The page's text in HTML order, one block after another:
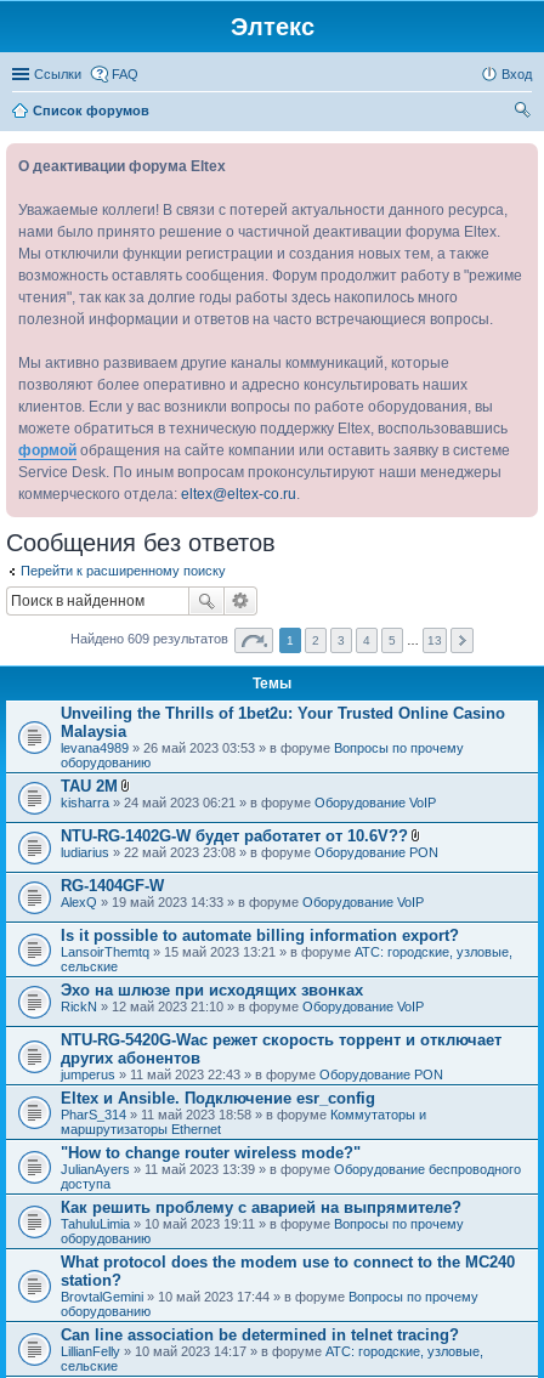
Элтекс
Ссылки FAQ Вход
Список форумов
О деактивации форума Eltex
Уважаемые коллеги! В связи с потерей актуальности данного ресурса,
нами было принято решение о частичной деактивации форума Eltex.
Мы отключили функции регистрации и создания новых тем, а также
возможность оставлять сообщения. Форум продолжит работу в "режиме
чтения", так как за долгие годы работы здесь накопилось много
полезной информации и ответов на часто встречающиеся вопросы.
Мы активно развиваем другие каналы коммуникаций, которые
позволяют более оперативно и адресно консультировать наших
клиентов. Если у вас возникли вопросы по работе оборудования, вы
можете обратиться в техническую поддержку Eltex, воспользовавшись
формой обращения на сайте компании или оставить заявку в системе
Service Desk. По иным вопросам проконсультируют наши менеджеры
коммерческого отдела: eltex@eltex-co.ru.
Сообщения без ответов
Перейти к расширенному поиску
Найдено 609 результатов 1 2 3 4 5 13
Темы
Unveiling the Thrills of 1bet2u: Your Trusted Online Casino
Malaysia
levana4989 » 26 май 2023 03:53 » в форуме Вопросы по прочему
оборудованию
TAU 2M
В
о
ж
е
н
и
я
kisharra » 24 май 2023 06:21 » в форуме Оборудование VoIP
NTU-RG-1402G-W будет работатет от 10.6V??
В
о
е
н
и
я
ludiarius » 22 май 2023 23:08 » в форуме Оборудование PON
RG-1404GF-W
AlexQ » 19 май 2023 14:33 » в форуме Оборудование VoIP
Is it possible to automate billing information export?
LansoirThemtq » 15 май 2023 13:21 » в форуме АТС: городские, узловые,
сельские
Эхо на шлюзе при исходящих звонках
RickN » 12 май 2023 21:10 » в форуме Оборудование VoIP
NTU-RG-5420G-Wac режет скорость торрент и отключает
других абонентов
jumperus » 11 май 2023 22:43 » в форуме Оборудование PON
Eltex и Ansible. Подключение esr_config
PharS_314 » 11 май 2023 18:58 » в форуме Коммутаторы и
маршрутизаторы Ethernet
"How to change router wireless mode?"
JulianAyers » 11 май 2023 13:39 » в форуме Оборудование беспроводного
доступа
Как решить проблему с аварией на выпрямителе?
TahuluLimia » 10 май 2023 19:11 » в форуме Вопросы по прочему
оборудованию
What protocol does the modem use to connect to the MC240
station?
BrovtalGemini » 10 май 2023 17:44 » в форуме Вопросы по прочему
оборудованию
Can line association be determined in telnet tracing?
LillianFelly » 10 май 2023 14:17 » в форуме АТС: городские, узловые,
сельские